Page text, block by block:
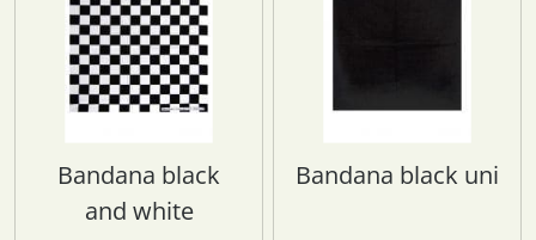
Bandana black
and white
Bandana black uni